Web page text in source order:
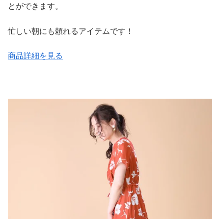
とができます。
忙しい朝にも頼れるアイテムです！
商品詳細を見る